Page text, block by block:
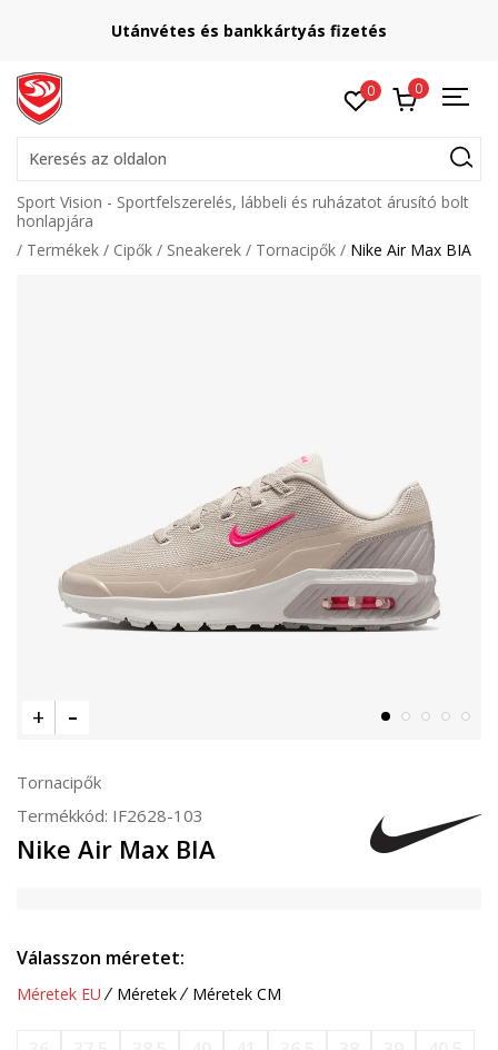
Utánvétes és bankkártyás fizetés
0 0
Keresés az oldalon
Sport Vision - Sportfelszerelés, lábbeli és ruházatot árusító bolt
honlapjára
Termékek
Cipők Sneakerek Tornacipők Nike Air Max BIA
Tornacipők
Termékkód: IF2628-103
Nike Air Max BIA
Válasszon méretet:
Méretek EU Méretek Méretek CM